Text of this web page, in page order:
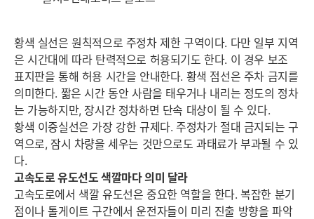
황색 실선은 원칙적으로 주정차 제한 구역이다. 다만 일부 지역
은 시간대에 따라 탄력적으로 허용되기도 한다. 이 경우 보조
표지판을 통해 허용 시간을 안내한다. 황색 점선은 주차 금지를
의미한다. 짧은 시간 동안 사람을 태우거나 내리는 정도의 정차
는 가능하지만, 장시간 정차하면 단속 대상이 될 수 있다.
황색 이중실선은 가장 강한 규제다. 주정차가 절대 금지되는 구
역으로, 잠시 차량을 세우는 것만으로도 과태료가 부과될 수 있
다.
고속도로 유도선도 색깔마다 의미 달라
고속도로에서 색깔 유도선은 중요한 역할을 한다. 복잡한 분기
점이나 톨게이트 구간에서 운전자들이 미리 진출 방향을 파악